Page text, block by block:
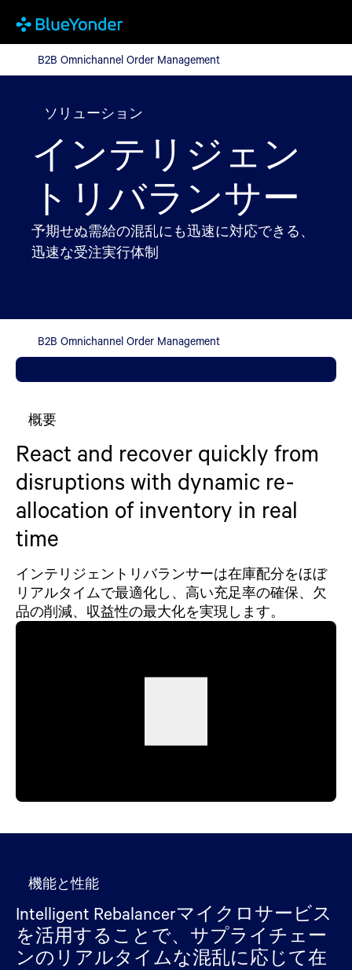
B2B Omnichannel Order Management
B2B Omnichannel Order Management
ソリューション
インテリジェン
トリバランサー
予期せぬ需給の混乱にも迅速に対応できる、
迅速な受注実行体制
B2B Omnichannel Order Management
概要
React and recover quickly from
disruptions with dynamic re-
allocation of inventory in real
time
インテリジェントリバランサーは在庫配分をほぼ
リアルタイムで最適化し、高い充足率の確保、欠
品の削減、収益性の最大化を実現します。
機能と性能
Intelligent Rebalancerマイクロサービス
を活用することで、サプライチェー
ンのリアルタイムな混乱に応じて在